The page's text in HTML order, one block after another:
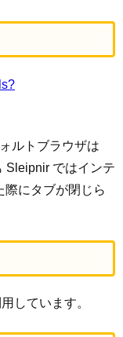
ルトブラウザは
Sleipnir ではインテ
際にタブが閉じら
しています。